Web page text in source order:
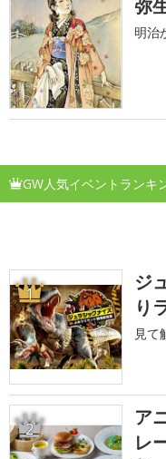
弥
明治
GW人気イベントランキ
1
ジ
り
見て
2
ア
レ